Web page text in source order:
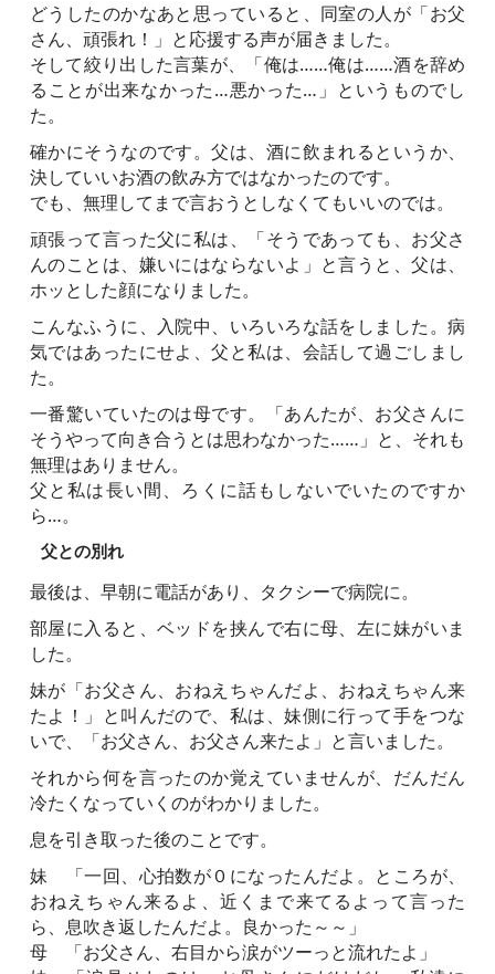
どうしたのかなあと思っていると、同室の人が「お父
さん、頑張れ！」と応援する声が届きました。
そして絞り出した言葉が、「俺は……俺は……酒を辞め
ることが出来なかった…悪かった…」というものでし
た。
確かにそうなのです。父は、酒に飲まれるというか、
決していいお酒の飲み方ではなかったのです。
でも、無理してまで言おうとしなくてもいいのでは。
頑張って言った父に私は、「そうであっても、お父さ
んのことは、嫌いにはならないよ」と言うと、父は、
ホッとした顔になりました。
こんなふうに、入院中、いろいろな話をしました。病
気ではあったにせよ、父と私は、会話して過ごしまし
た。
一番驚いていたのは母です。「あんたが、お父さんに
そうやって向き合うとは思わなかった……」と、それも
無理はありません。
父と私は長い間、ろくに話もしないでいたのですか
ら…。
父との別れ
最後は、早朝に電話があり、タクシーで病院に。
部屋に入ると、ベッドを挟んで右に母、左に妹がいま
した。
妹が「お父さん、おねえちゃんだよ、おねえちゃん来
たよ！」と叫んだので、私は、妹側に行って手をつな
いで、「お父さん、お父さん来たよ」と言いました。
それから何を言ったのか覚えていませんが、だんだん
冷たくなっていくのがわかりました。
息を引き取った後のことです。
妹 「一回、心拍数が０になったんだよ。ところが、
おねえちゃん来るよ、近くまで来てるよって言った
ら、息吹き返したんだよ。良かった～～」
母 「お父さん、右目から涙がツーっと流れたよ」